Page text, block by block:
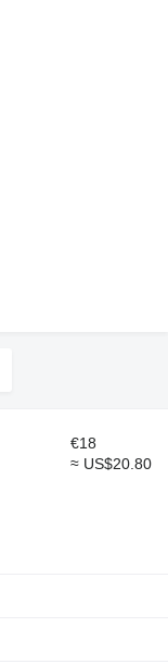
€18
≈ US$20.80